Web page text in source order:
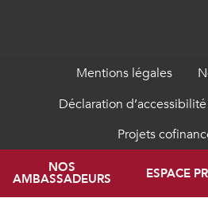
Mentions légales
Déclaration
Projets
NOS
AMBASSADEURS ESPACE